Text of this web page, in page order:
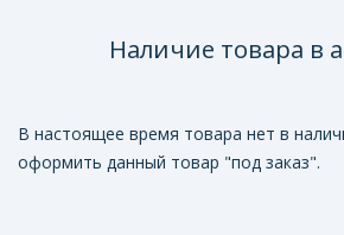
Наличие товара в
В настоящее время товара нет в
оформить данный товар "под заказ".